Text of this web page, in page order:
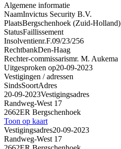
Algemene informatie
NaamInvictus Security B.V.
PlaatsBergschenhoek (Zuid-Holland)
StatusFaillissement
Insolventienr.F.09/23/256
RechtbankDen-Haag
Rechter-commissarismr. M. Aukema
Uitgesproken op20-09-2023
Vestigingen / adressen
SindsSoortAdres
20-09-2023Vestigingsadres
Randweg-West 17
2662ER Bergschenhoek
Toon op kaart
Vestigingsadres20-09-2023
Randweg-West 17